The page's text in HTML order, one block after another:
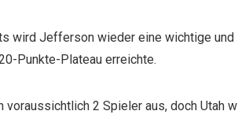
wird Jefferson wieder eine wichtige
Punkte-Plateau erreichte.
voraussichtlich 2 Spieler aus, doch Utah